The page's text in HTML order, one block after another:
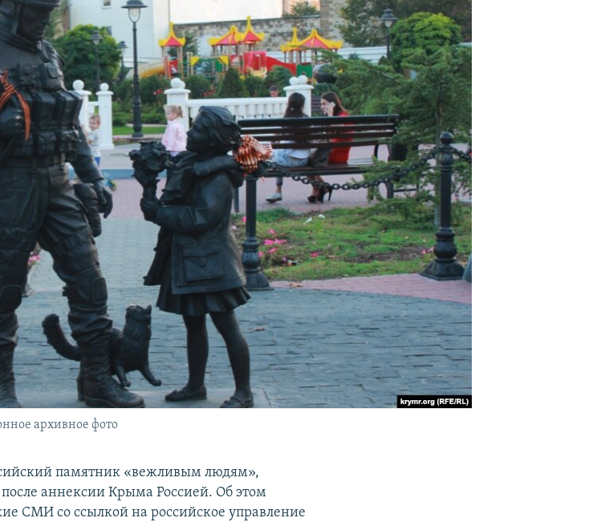
архивное фото
памятник «вежливым людям»,
аннексии Крыма Россией. Об этом
СМИ со ссылкой на российское управление